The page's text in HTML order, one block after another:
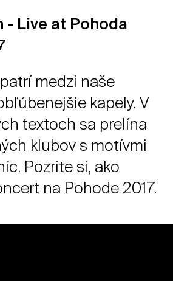
- Live at Pohoda
medzi naše
kapely. V
textoch sa prelína
klubov s motívmi
Pozrite si, ako
na Pohode 2017.